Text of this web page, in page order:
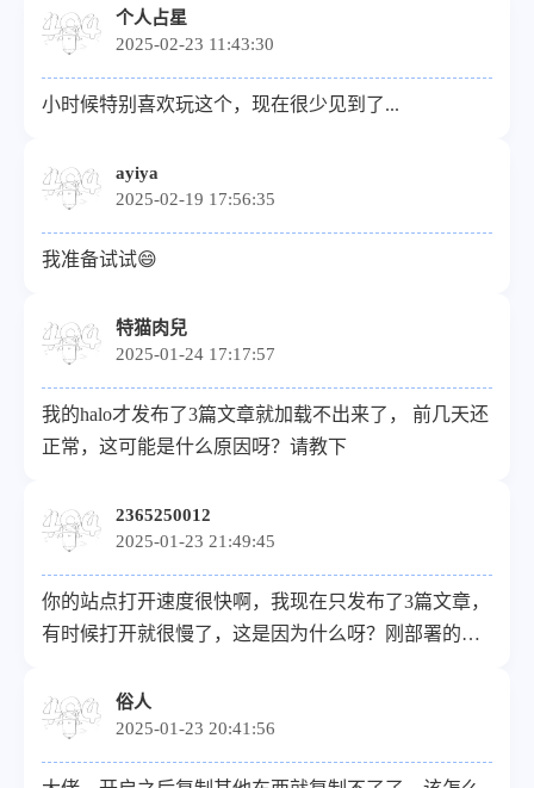
个人占星
2025-02-23 11:43:30
小时候特别喜欢玩这个，现在很少见到了...
ayiya
2025-02-19 17:56:35
我准备试试😄
特猫肉兒
2025-01-24 17:17:57
我的halo才发布了3篇文章就加载不出来了， 前几天还
正常，这可能是什么原因呀？请教下
2365250012
2025-01-23 21:49:45
你的站点打开速度很快啊，我现在只发布了3篇文章，
有时候打开就很慢了，这是因为什么呀？刚部署的时
俗人
2025-01-23 20:41:56